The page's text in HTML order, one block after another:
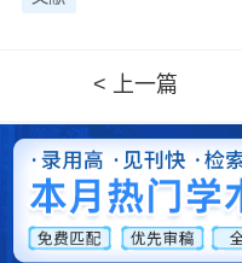
< 上一篇